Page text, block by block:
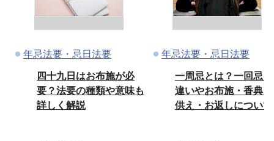
年忌法要・忌日法要
四十九日はお布施が必
要？法要の種類や意味も
詳しく解説
年忌法要・忌日法要
一周忌とは？一回忌
違いやお布施・香典
供え・お返しについて